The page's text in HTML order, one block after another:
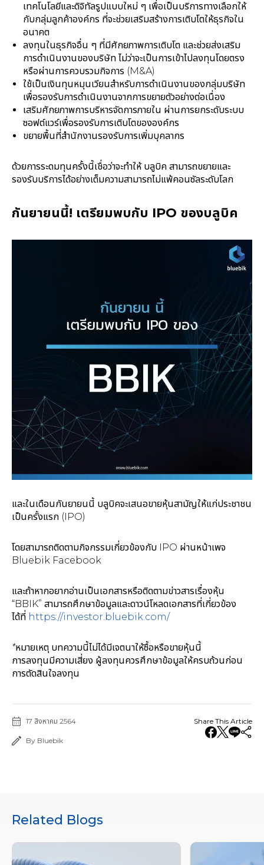
เทคโนโลยีและดิจิทัลรูปแบบใหม่ ๆ เพื่อเป็นบริการทางเลือกให้
กับกลุ่มลูกค้าองค์กร ที่จะช่วยเสริมสร้างการเติบโตให้ธุรกิจใน
อนาคต
ลงทุนในธุรกิจอื่น ๆ ที่มีศักยภาพการเติบโต และช่วยส่งเสริม
การดำเนินงานของบริษัท ไม่ว่าจะเป็นการเข้าไปลงทุนโดยตรง
หรือผ่านการควบรวมกิจการ (M&A)
ใช้เป็นเงินทุนหมุนเวียนสำหรับการดำเนินงานของกลุ่มบริษัท
เพื่อรองรับการดำเนินงานจากการขยายตัวอย่างต่อเนื่อง
เสริมศักยภาพการบริหารจัดการภายใน ผ่านการยกระดับระบบ
ซอฟต์แวร์เพื่อรองรับการเติบโตขององค์กร
ขยายพื้นที่สำนักงานรองรับการเพิ่มบุคลากร
ด้วยการระดมทุนครั้งนี้เชื่อว่าจะทำให้ บลูบิค สามารถขยายและ
รองรับบริการได้อย่างเต็มความสามารถไม่แพ้คอนซัลระดับโลก
กันยายนนี้! เตรียมพบกับ IPO ของบลูบิค
และในเดือนกันยายนนี้ บลูบิคจะเสนอขายหุ้นสามัญให้แก่ประชาชน
เป็นครั้งแรก (IPO)
โดยสามารถติดตามกิจกรรมเกี่ยวข้องกับ IPO ผ่านหน้าเพจ
Bluebik Facebook
และถ้าหากอยากอ่านเป็นเอกสารหรือติดตามข่าวสารเรื่องหุ้น
“BBIK” สามารถศึกษาข้อมูลและดาวน์โหลดเอกสารที่เกี่ยวข้อง
ได้ที่ https://investor.bluebik.com/
*หมายเหตุ บทความนี้ไม่ได้มีเจตนาให้ซื้อหรือขายหุ้นนี้
การลงทุนมีความเสี่ยง ผู้ลงทุนควรศึกษาข้อมูลให้ครบถ้วนก่อน
การตัดสินใจลงทุน
17 สิงหาคม 2564
By Bluebik
Share This Article
Related Blogs